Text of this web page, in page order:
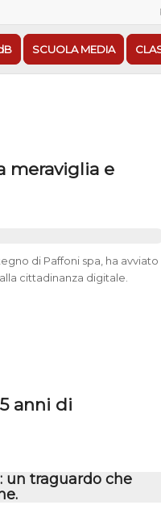
SCUOLA MEDIA
meraviglia e
di Paffoni spa, ha avviato
cittadinanza digitale.
anni di
un traguardo che